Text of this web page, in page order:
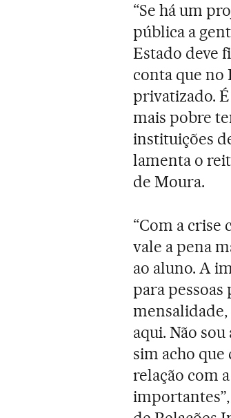
“Se há um
pública a
Estado deve
conta que no
privatizado.
mais pobre
instituições
lamenta o
de Moura.
“Com a crise
vale a pena
ao aluno. A
para pessoas
aqui. Não
sim acho que
relação com